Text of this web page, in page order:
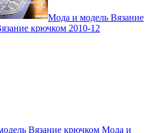
Мода и модель Вязание
крючком 2010-12
Вязание крючком Мода и